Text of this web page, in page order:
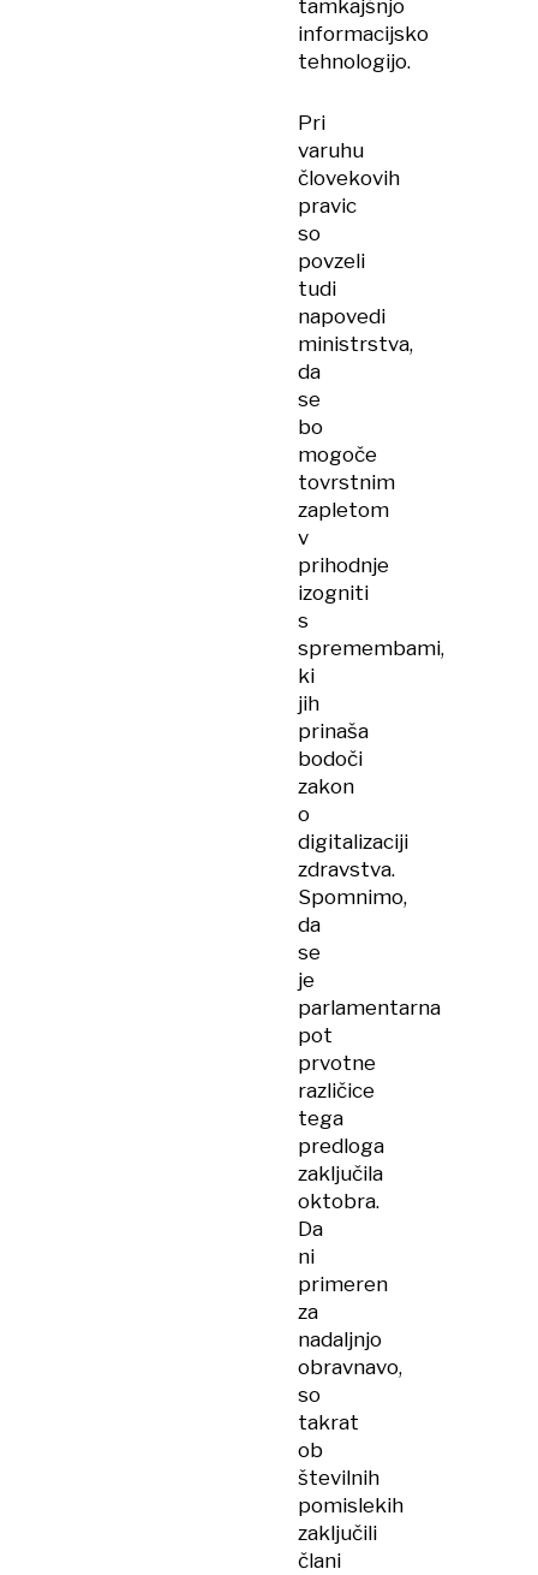
tamkajšnjo
informacijsko
tehnologijo.
Pri
varuhu
človekovih
pravic
so
povzeli
tudi
napovedi
ministrstva,
da
se
bo
mogoče
tovrstnim
zapletom
v
prihodnje
izogniti
s
spremembami,
ki
jih
prinaša
bodoči
zakon
o
digitalizaciji
zdravstva.
Spomnimo,
da
se
je
parlamentarna
pot
prvotne
različice
tega
predloga
zaključila
oktobra.
Da
ni
primeren
za
nadaljnjo
obravnavo,
so
takrat
ob
številnih
pomislekih
zaključili
člani